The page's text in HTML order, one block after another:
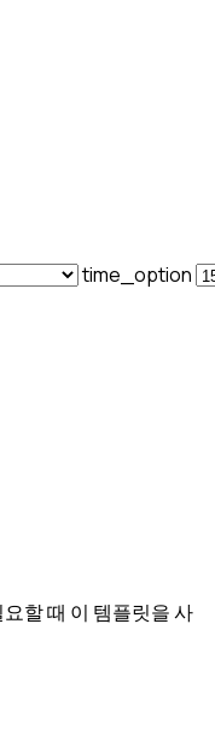
time_option
할 때 이 템플릿을 사